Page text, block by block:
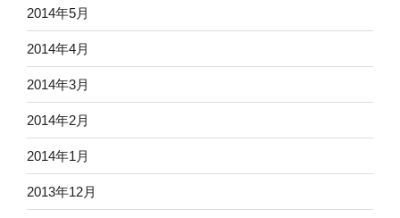
2014年5月
2014年4月
2014年3月
2014年2月
2014年1月
2013年12月